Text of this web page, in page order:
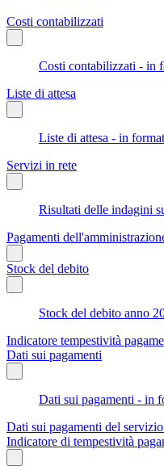
Costi contabilizzati
Costi contabilizzati - in
Liste di attesa
Liste di attesa - in
Servizi in rete
Risultati delle indagini
Pagamenti
Stock del debito
Stock del debito anno
Indicatore tempestività
Dati sui pagamenti
Dati sui pagamenti - in
Dati sui pagamenti del
Indicatore di tempestività